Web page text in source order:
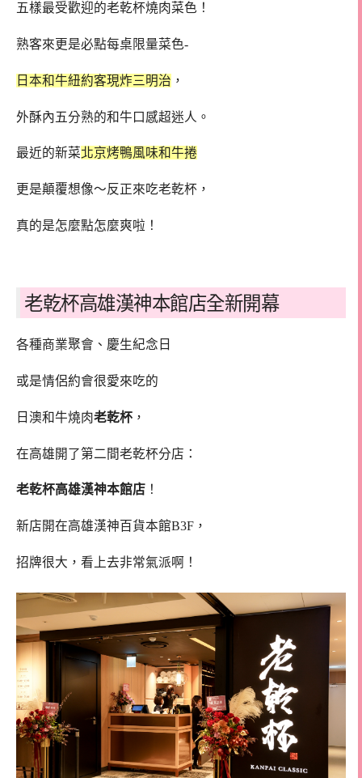
五樣最受歡迎的老乾杯燒肉菜色！
熟客來更是必點每桌限量菜色-
日本和牛紐約客現炸三明治 ，
外酥內五分熟的和牛口感超迷人。
最近的新菜北京烤鴨風味和牛捲
更是顛覆想像～反正來吃老乾杯，
真的是怎麼點怎麼爽啦！
老乾杯高雄漢神本館店全新開幕
各種商業聚會、慶生紀念日
或是情侶約會很愛來吃的
日澳和牛燒肉老乾杯 ，
在高雄開了第二間老乾杯分店：
老乾杯高雄漢神本館店 ！
新店開在高雄漢神百貨本館B3F，
招牌很大，看上去非常氣派啊！